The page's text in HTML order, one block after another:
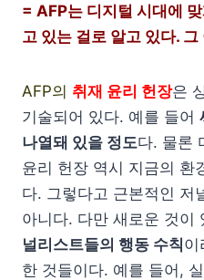
= AFP는 디지털 시대에
고 있는 걸로 알고 있다.
AFP의 취재 윤리 헌장은
기술되어 있다. 예를 들어
나열돼 있을 정도다. 물론
윤리 헌장 역시 지금의 환
다. 그렇다고 근본적인 저
아니다. 다만 새로운 것이
널리스트들의 행동 수칙이
한 것들이다. 예를 들어,